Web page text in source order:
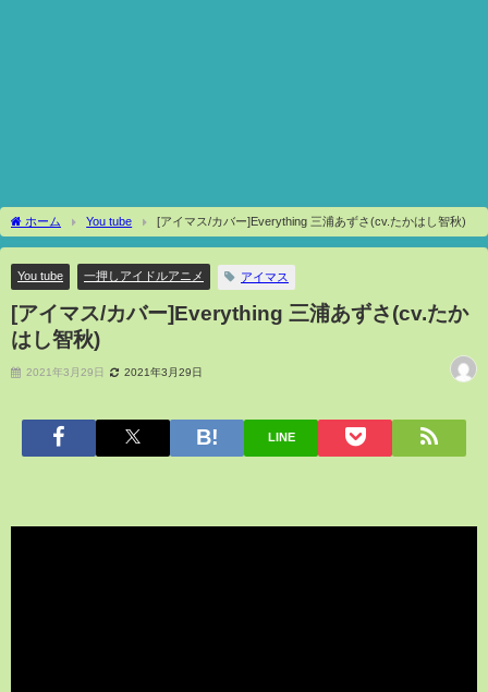
ホーム You tube [アイマス/カバー]Everything 三浦あずさ(cv.たかはし智秋)
You tube 一押しアイドルアニメ アイマス
[アイマス/カバー]Everything 三浦あずさ(cv.たか
はし智秋)
2021年3月29日 2021年3月29日
LINE